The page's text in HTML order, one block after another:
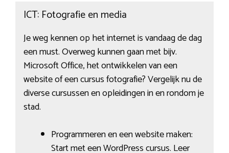
ICT: Fotografie en media
Je weg kennen op het internet is vandaag de dag
een must. Overweg kunnen gaan met bijv.
Microsoft Office, het ontwikkelen van een
website of een cursus fotografie? Vergelijk nu de
diverse cursussen en opleidingen in en rondom je
stad.
Programmeren en een website maken:
Start met een WordPress cursus. Leer